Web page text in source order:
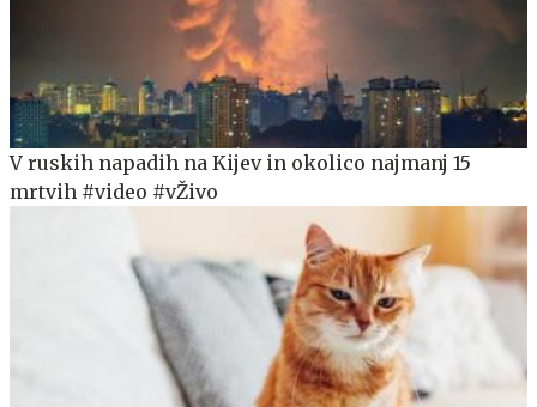
V ruskih napadih na Kijev in okolico najmanj 15
mrtvih #video #vŽivo